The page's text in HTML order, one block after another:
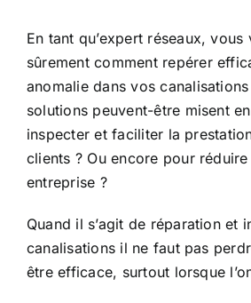
En tant qu’expert réseaux, vous
sûrement comment repérer
anomalie dans vos
solutions peuvent-être misent
inspecter et faciliter la
clients ? Ou encore pour
entreprise ?
Quand il s’agit de réparation et
canalisations il ne faut pas
être efficace, surtout lorsque